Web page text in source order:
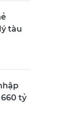
tàu
tỷ